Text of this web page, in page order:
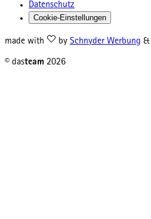
Datenschutz
Cookie-Einstellungen
made with by Schnyder Werbung &
© dasteam 2026